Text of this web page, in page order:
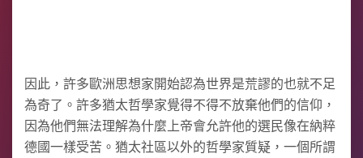
因此，許多歐洲思想家開始認為世界是荒謬的也就不足
為奇了。許多猶太哲學家覺得不得不放棄他們的信仰，
因為他們無法理解為什麼上帝會允許他的選民像在納粹
德國一樣受苦。猶太社區以外的哲學家質疑，一個所謂